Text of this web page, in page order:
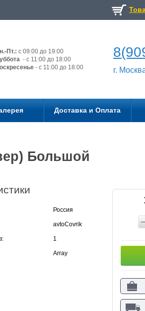
Пт.: с 09:00 до 19:00
- с 11:00 до 18:00
- с 11:00 до 18:00 г.
Доставка и Оплата
Большой
Россия
avtoCovrik
1
Array